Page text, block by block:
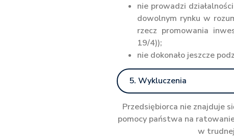
nie prowadzi
dowolnym rynku w
rzecz promowania
19/4));
nie dokonało jeszcze
5. Wykluczenia
Przedsiębiorca nie znajduje
pomocy państwa na
w